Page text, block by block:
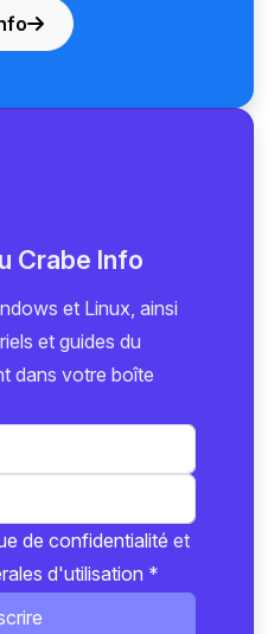
Crabe Info
et Linux, ainsi
et guides du
dans votre boîte
de confidentialité et
d'utilisation *